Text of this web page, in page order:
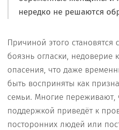
нередко не решаются
Причиной этого становятся
боязнь огласки,
опасения, что даже
быть восприняты как
семьи. Многие переживают,
поддержкой приведёт к
посторонних людей или